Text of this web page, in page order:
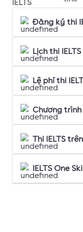
IELTS
Đăng ký thi
Lịch thi IELTS
Lệ phí thi
Chương
Thi IELTS
IELTS One